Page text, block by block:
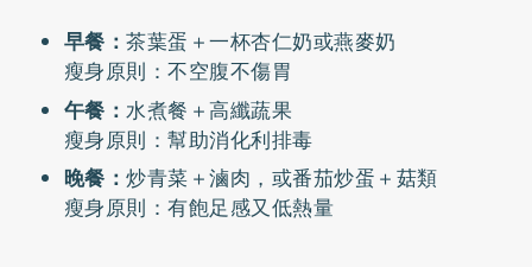
早餐：茶葉蛋＋一杯杏仁奶或燕麥奶
瘦身原則：不空腹不傷胃
午餐：水煮餐＋高纖蔬果
瘦身原則：幫助消化利排毒
晚餐：炒青菜＋滷肉，或番茄炒蛋＋菇類
瘦身原則：有飽足感又低熱量